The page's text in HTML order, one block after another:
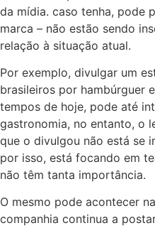
da mídia. caso tenha, pode
marca – não estão sendo
relação à situação atual.
Por exemplo, divulgar um
brasileiros por hambúrguer
tempos de hoje, pode até
gastronomia, no entanto, o
que o divulgou não está se
por isso, está focando em
não têm tanta importância.
O mesmo pode acontecer
companhia continua a